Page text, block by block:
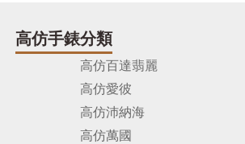
高仿手錶分類
高仿百達翡麗
高仿愛彼
高仿沛納海
高仿萬國